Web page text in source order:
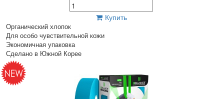
Купить
Органический хлопок
Для особо чувствительной кожи
Экономичная упаковка
Сделано в Южной Корее